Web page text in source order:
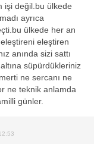
işi değil.bu ülkede
ayrıca
ülkede her an
eleştiren
anında sizi sattı
altına süpürdükleriniz
ne sercanı ne
ne teknik anlamda
günler.